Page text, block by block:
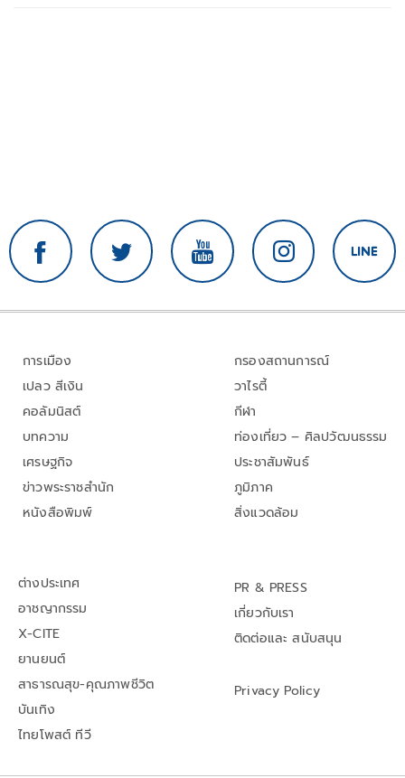
การเมือง
เปลว สีเงิน
คอลัมนิสต์
บทความ
เศรษฐกิจ
ข่าวพระราชสำนัก
หนังสือพิมพ์
กรองสถานการณ์
วาไรตี้
กีฬา
ท่องเที่ยว – ศิลปวัฒนธรรม
ประชาสัมพันธ์
ภูมิภาค
สิ่งแวดล้อม
ต่างประเทศ
อาชญากรรม
X-CITE
ยานยนต์
สาธารณสุข-คุณภาพชีวิต
บันเทิง
ไทยโพสต์ ทีวี
PR & PRESS
เกี่ยวกับเรา
ติดต่อและ สนับสนุน
Privacy Policy